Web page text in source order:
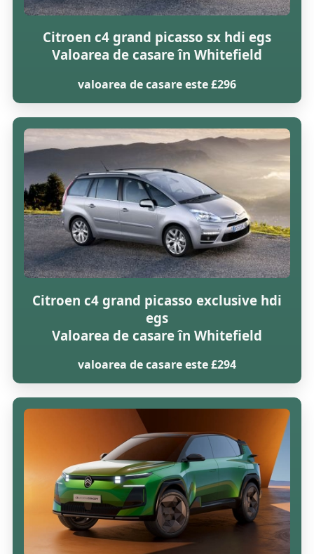
Citroen c4 grand picasso sx hdi egs
Valoarea de casare în Whitefield
valoarea de casare este £296
Citroen c4 grand picasso exclusive hdi
egs
Valoarea de casare în Whitefield
valoarea de casare este £294